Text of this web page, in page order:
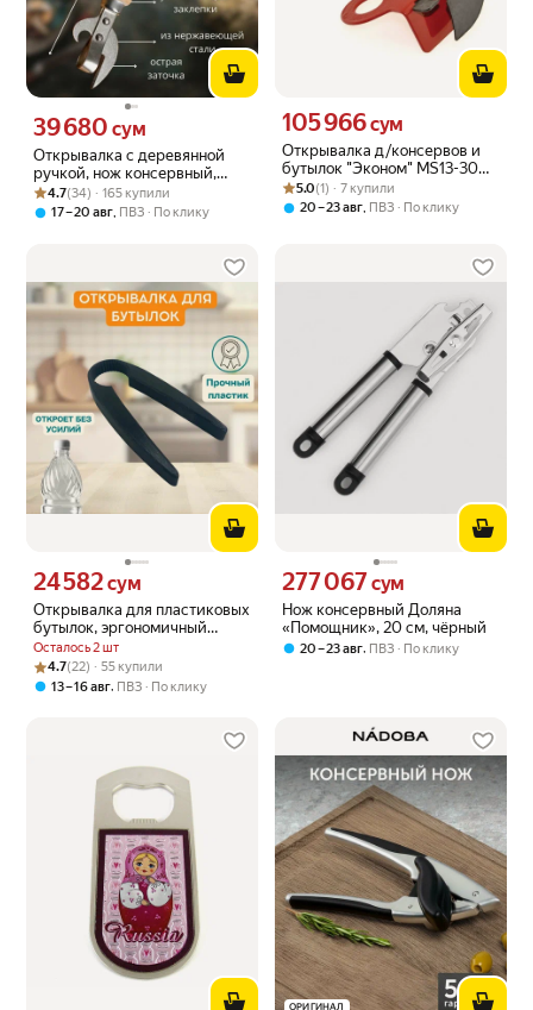
Открывалка с деревянной
ручкой, нож консервный,
обычная
Цена 39680 сум вместо
39 680 сум
Рейтинг товара: 4.7 из 5
Оценок: (34) · 165 купили
4.7(34) · 165 купили
17 – 20 авг, ПВЗ По клику
Открывалка д/консервов и
бутылок "Эконом" MS13-30
(Артикул: 4100005391)
Цена 105966 сум вместо
105 966сум
Рейтинг товара: 5.0 из 5
Оценок: (1) · 7 купили
5.0(1) · 7 купили
20 – 23 авг, ПВЗ По клику
Открывалка для пластиковых
бутылок, эргономичный
дизайн, черный, PET-G, 1 шт
Осталось 2 шт
Цена 24582 сум вместо
24 582сум
Рейтинг товара: 4.7 из 5
Оценок: (22) · 55 купили
4.7(22) · 55 купили
13 – 16 авг, ПВЗ По клику
Нож консервный Доляна
«Помощник», 20 см, чёрный
Цена 277067 сум вместо
277 067сум
20 – 23 авг, ПВЗ По клику
ОРИГИНАЛ